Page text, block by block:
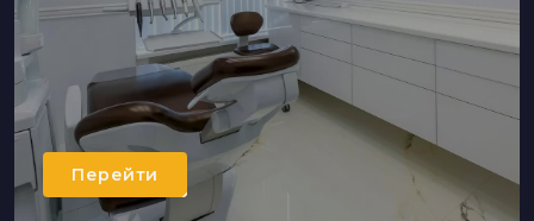
Перейти